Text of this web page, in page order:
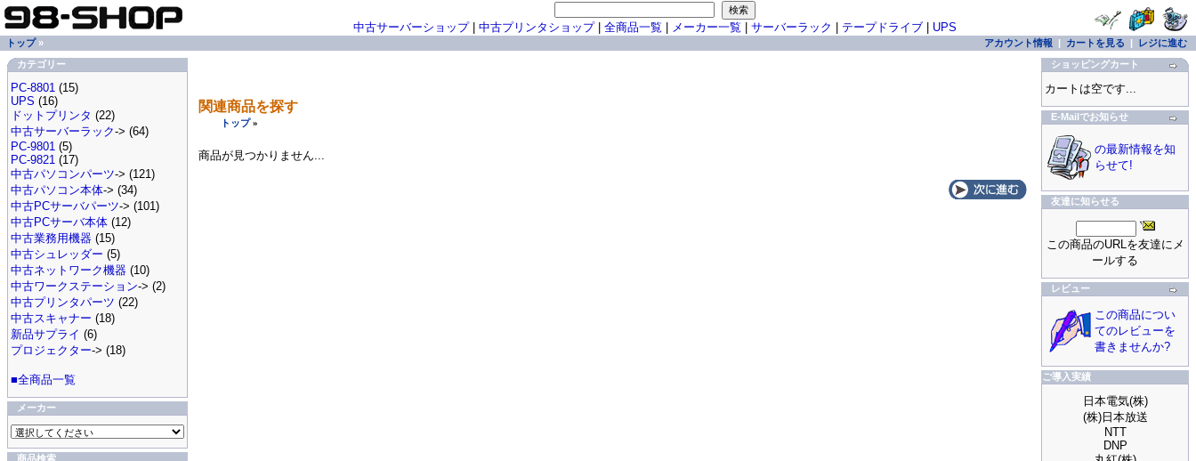
関連商品を探す
トップ»
商品が見つかりません...
中古サーバーショップ| 中古プリンタショップ| 全商品一覧 メーカー一覧 サーバーラック テープドライブ| UPS
トップ» アカウント情報 | カートを見る | レジに進む
カテゴリー
PC-8801 (15)
UPS (16)
ドットプリンタ (22)
中古サーバーラック-> (64)
PC-9801 (5)
PC-9821 (17)
中古パソコンパーツ-> (121)
中古パソコン本体-> (34)
中古PCサーバパーツ-> (101)
中古PCサーバ本体 (12)
中古業務用機器 (15)
中古シュレッダー (5)
中古ネットワーク機器 (10)
中古ワークステーション-> (2)
中古プリンタパーツ (22)
中古スキャナー (18)
新品サプライ (6)
プロジェクター-> (18)
■全商品一覧
メーカー
商品検索
ショッピングカート
カートは空です...
E-Mailでお知らせ
の最新情報を知
らせて!
友達に知らせる
この商品のURLを友達にメ
ールする
レビュー
この商品につい
てのレビューを
書きませんか?
ご導入実績
日本電気(株)
(株)日本放送
NTT
DNP